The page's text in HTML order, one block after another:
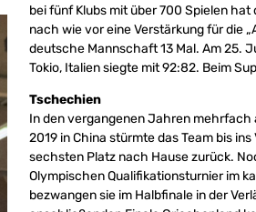
bei fünf Klubs mit über 700 Spielen
nach wie vor eine Verstärkung für die
deutsche Mannschaft 13 Mal. Am 25.
Tokio, Italien siegte mit 92:82. Beim
Tschechien
In den vergangenen Jahren
2019 in China stürmte das Team bis
sechsten Platz nach Hause zurück.
Olympischen Qualifikationsturnier im
bezwangen sie im Halbfinale in der